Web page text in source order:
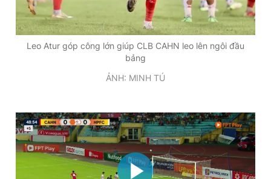
Leo Atur góp công lớn giúp CLB CAHN leo lên ngôi đầu
bảng
ẢNH: MINH TÚ